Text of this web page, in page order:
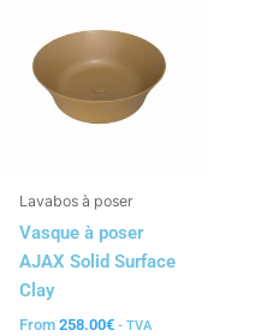
Lavabos à poser
Vasque à poser
AJAX Solid Surface
Clay
From 258.00€ - TVA